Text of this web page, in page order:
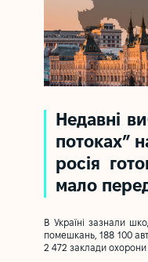
Недавні
потоках”
росія
мало
В Україні зазнали
помешкань, 188 100
2 472 заклади охорони